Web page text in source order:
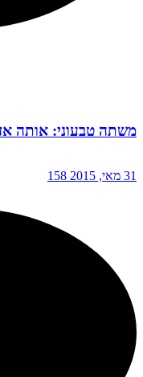
משתה טבעוני: אותה
31 מאי, 2015 158